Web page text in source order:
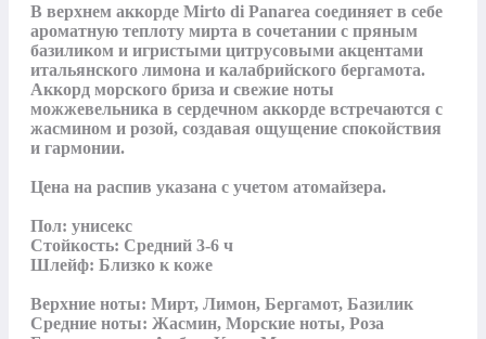
В верхнем аккорде Mirto di Panarea соединяет в себе
ароматную теплоту мирта в сочетании с пряным
базиликом и игристыми цитрусовыми акцентами
итальянского лимона и калабрийского бергамота.
Аккорд морского бриза и свежие ноты
можжевельника в сердечном аккорде встречаются с
жасмином и розой, создавая ощущение спокойствия
и гармонии.
Цена на распив указана с учетом атомайзера.
Пол: унисекс
Стойкость: Средний 3-6 ч
Шлейф: Близко к коже
Верхние ноты: Мирт, Лимон, Бергамот, Базилик
Средние ноты: Жасмин, Морские ноты, Роза